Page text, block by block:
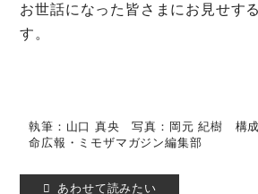
お世話になった皆さまにお見せす
す。
執筆：山口 真央 写真：岡元 紀樹 構成
命広報・ミモザマガジン編集部